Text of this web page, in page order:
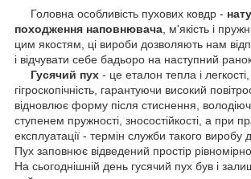
Головна особливість пухових ковдр -
походження наповнювача, м'якість і
цим якостям, ці вироби дозволяють нам
і відчувати себе бадьоро на наступний
Гусячий пух - це еталон тепла і
гігроскопічність, гарантуючи високий
відновлює форму після стиснення,
ступенем пружності, зносостійкості, а при
експлуатації - термін служби такого виробу
Пух заповнює відведений простір
На сьогоднішній день гусячий пух був і